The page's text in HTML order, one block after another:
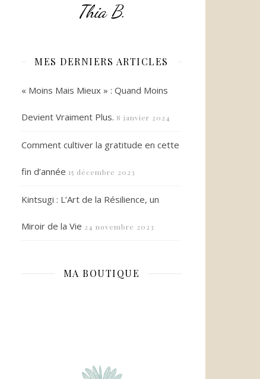
Thia B.
MES DERNIERS ARTICLES
« Moins Mais Mieux » : Quand Moins
Devient Vraiment Plus. 8 janvier 2024
Comment cultiver la gratitude en cette
fin d’année 15 décembre 2023
Kintsugi : L’Art de la Résilience, un
Miroir de la Vie 24 novembre 2023
MA BOUTIQUE